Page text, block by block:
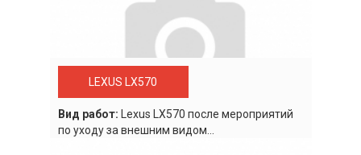
LEXUS LX570
Вид работ: Lexus LХ570 после мероприятий
по уходу за внешним видом...